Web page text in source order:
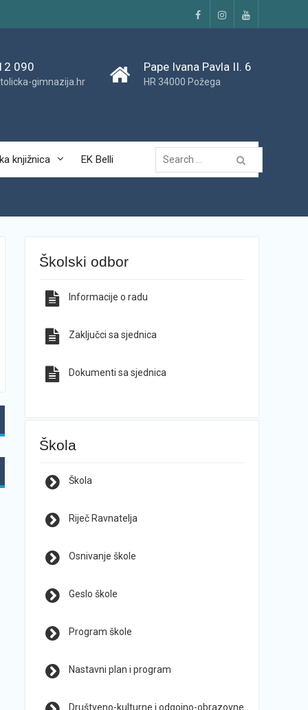
FacebookInstagramYouTube
090
gimnazija.hr
Pape Ivana Pavla II. 6
HR 34000 Požega
knjižnica EK Belli
Traži...
Školski odbor
Informacije o radu
Zaključci sa sjednica
Dokumenti sa sjednica
Škola
Škola
Riječ Ravnatelja
Osnivanje škole
Geslo škole
Program škole
Nastavni plan i program
Društveno-kulturne i odgojno-obrazovne